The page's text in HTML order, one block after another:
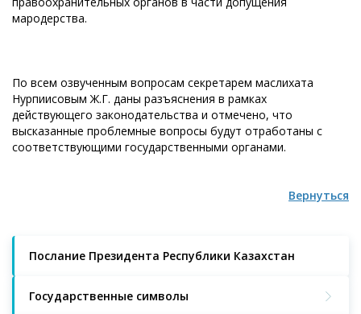
Послание Президента Республики Казахстан
Государственные символы
мародерства.
По всем озвученным вопросам секретарем маслихата
Нурпиисовым Ж.Г. даны разъяснения в рамках
действующего законодательства и отмечено, что
высказанные проблемные вопросы будут отработаны с
соответствующими государственными органами.
Вернуться